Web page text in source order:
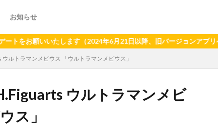
お知らせ
いいたします（2024年6月21日以降、旧バージョンアプリへのプッ
ルトラマンメビウス 「ウルトラマンメビウス」
ウルトラマンメビ
ス」